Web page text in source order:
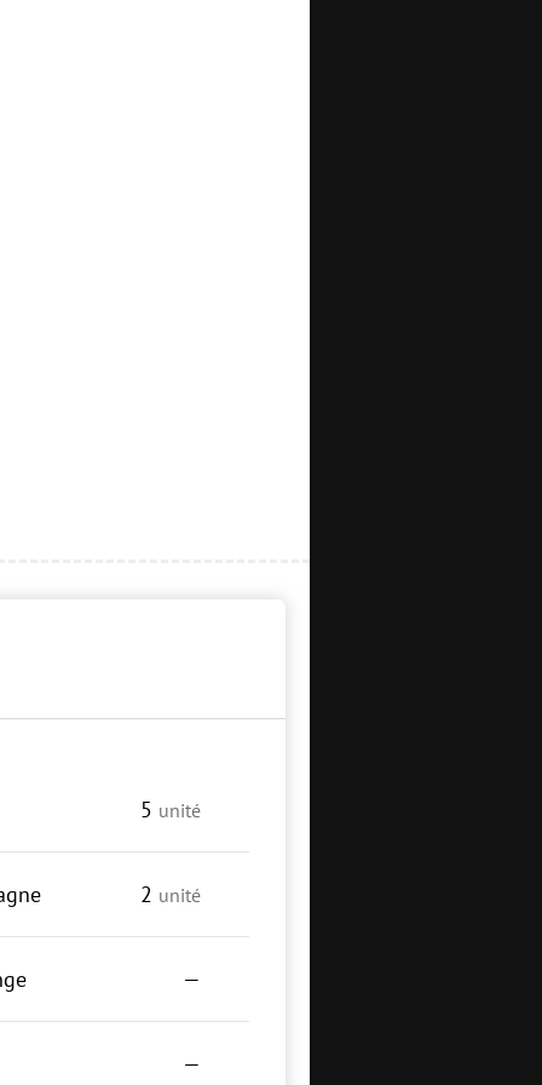
5 unité
2 unité
—
—